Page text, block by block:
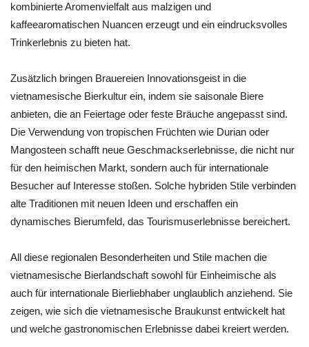
kombinierte Aromenvielfalt aus malzigen und
kaffeearomatischen Nuancen erzeugt und ein eindrucksvolles
Trinkerlebnis zu bieten hat.
Zusätzlich bringen Brauereien Innovationsgeist in die
vietnamesische Bierkultur ein, indem sie saisonale Biere
anbieten, die an Feiertage oder feste Bräuche angepasst sind.
Die Verwendung von tropischen Früchten wie Durian oder
Mangosteen schafft neue Geschmackserlebnisse, die nicht nur
für den heimischen Markt, sondern auch für internationale
Besucher auf Interesse stoßen. Solche hybriden Stile verbinden
alte Traditionen mit neuen Ideen und erschaffen ein
dynamisches Bierumfeld, das Tourismuserlebnisse bereichert.
All diese regionalen Besonderheiten und Stile machen die
vietnamesische Bierlandschaft sowohl für Einheimische als
auch für internationale Bierliebhaber unglaublich anziehend. Sie
zeigen, wie sich die vietnamesische Braukunst entwickelt hat
und welche gastronomischen Erlebnisse dabei kreiert werden.